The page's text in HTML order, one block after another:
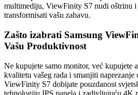
multimediju, ViewFinity S7 nudi oštrinu i
transformisati vašu zabavu.
Zašto izabrati Samsung
Vašu Produktivnost
Ne kupujete samo monitor, već kupujete
kvalitetu vašeg rada i smanjiti naprezanje
ViewFinity S7 dobijate pouzdanost
tehnologiju IPS panela i zadivljujuću 4K